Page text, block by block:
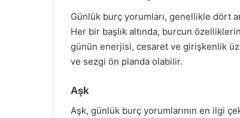
Günlük burç yorumları, genellikle dört
Her bir başlık altında, burcun
günün enerjisi, cesaret ve girişkenlik
ve sezgi ön planda olabilir.
Aşk
Aşk, günlük burç yorumlarının en ilgi